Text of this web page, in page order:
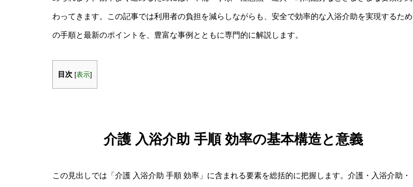
わってきます。この記事では利用者の負担を減らしながらも、安全で効率的な入浴介助を実現するため
の手順と最新のポイントを、豊富な事例とともに専門的に解説します。
目次 [表示]
介護 入浴介助 手順 効率の基本構造と意義
この見出しでは「介護 入浴介助 手順 効率」に含まれる要素を総括的に把握します。介護・入浴介助・